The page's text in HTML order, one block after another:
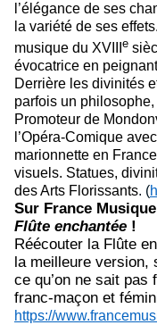
l’élégance de ses
la variété de ses
musique du XVIII e
évocatrice en
Derrière les divinités
parfois un
Promoteur de
l’Opéra-Comique
marionnette en
visuels. Statues,
des Arts Florissants. (
Sur France
Flûte enchantée !
Réécouter la Flûte
la meilleure version,
ce qu’on ne sait
franc-maçon et
https://